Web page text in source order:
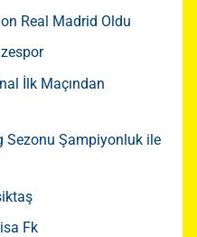
Real Madrid Oldu
İlk Maçından
Sezonu Şampiyonluk ile
Fk